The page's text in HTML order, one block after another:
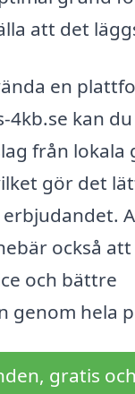
att det
en
4kb.se kan
från lokala
gör det
också att
och bättre
genom hela
gratis